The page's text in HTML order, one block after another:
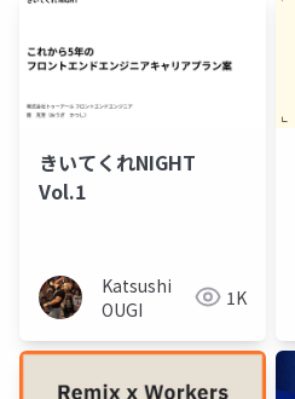
きいてくれNIGHT
Vol.1
Katsushi
OUGI
1K